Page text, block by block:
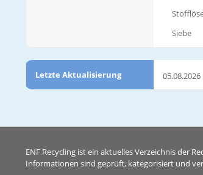
Siebe
Letzte Aktualisierung 05.08.2026
ENF Recycling ist ein aktuelles Verzeichnis der
Informationen sind geprüft, kategorisiert und